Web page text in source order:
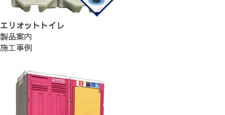
エリオットトイレ
製品案内
施工事例